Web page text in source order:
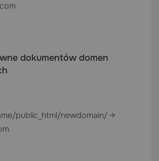
dokumentów domen
public_html/newdomain/ →